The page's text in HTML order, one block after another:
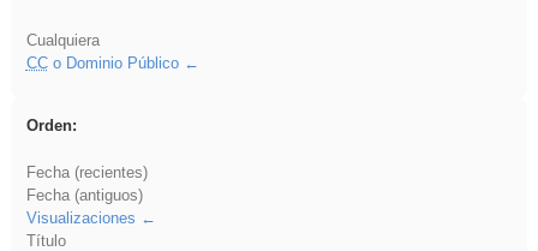
Cualquiera
CCo Dominio Público
Orden:
Fecha (recientes)
Fecha (antiguos)
Visualizaciones
Título